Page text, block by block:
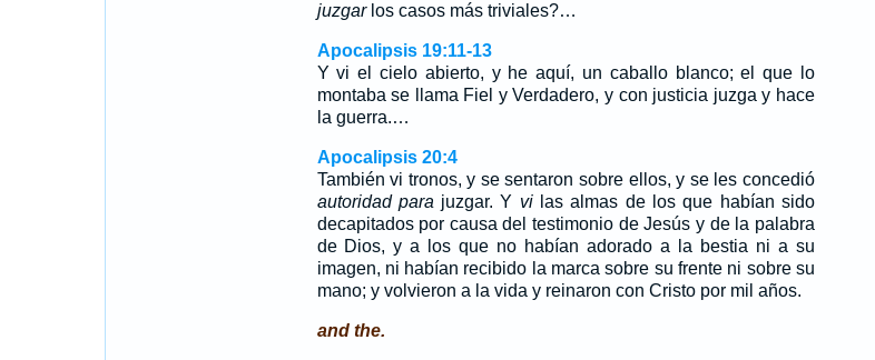
juzgarlos casos más triviales?…
Apocalipsis 19:11-13
Y vi el cielo abierto, y he aquí, un caballo blanco; el que lo
montaba se llama Fiel y Verdadero, y con justicia juzga y hace
la guerra.…
Apocalipsis 20:4
También vi tronos, y se sentaron sobre ellos, y se les concedió
autoridad para juzgar. Y vilas almas de los que habían sido
decapitados por causa del testimonio de Jesús y de la palabra
de Dios, y a los que no habían adorado a la bestia ni a su
imagen, ni habían recibido la marca sobre su frente ni sobre su
mano; y volvieron a la vida y reinaron con Cristo por mil años.
and the.